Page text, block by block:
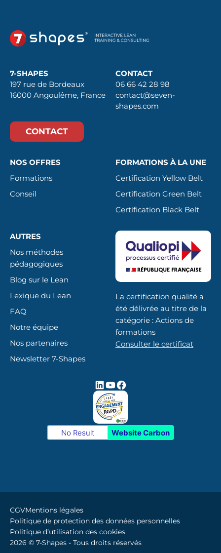
7-SHAPES
197 rue de Bordeaux
16000 Angoulême, France
CONTACT
06 66 42 28 98
contact@seven-
shapes.com
CONTACT
NOS OFFRES
Formations
Conseil
FORMATIONS À LA UNE
Certification Yellow Belt
Certification Green Belt
Certification Black Belt
AUTRES
Nos méthodes
pédagogiques
Blog sur le Lean
Lexique du Lean
FAQ
Notre équipe
Nos partenaires
Newsletter 7-Shapes
La certification qualité a
été délivrée au titre de la
catégorie : Actions de
formations
Consulter le certificat
No Result Website Carbon
CGVMentions légales
Politique de protection des données personnelles
Politique d’utilisation des cookies
2026 © 7-Shapes - Tous droits réservés